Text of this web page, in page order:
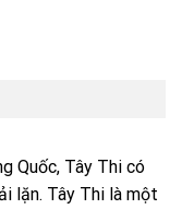
Quốc, Tây Thi có
lặn. Tây Thi là một